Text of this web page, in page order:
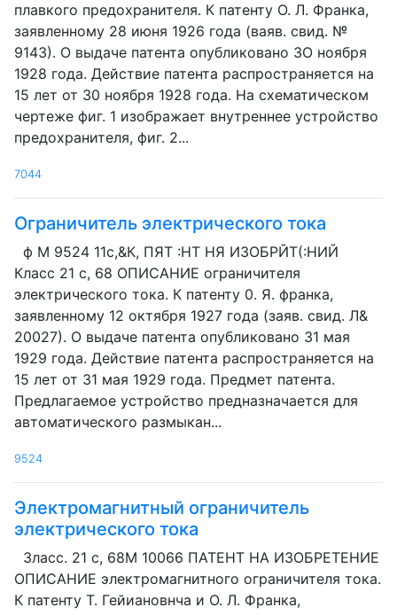
плавкого предохранителя. К патенту О. Л. Франка,
заявленному 28 июня 1926 года (ваяв. свид. №
9143). О выдаче патента опубликовано ЗО ноября
1928 года. Действие патента распространяется на
15 лет от 30 ноября 1928 года. На схематическом
чертеже фиг. 1 изображает внутреннее устройство
предохранителя, фиг. 2...
7044
Ограничитель электрического тока
ф М 9524 11с,&К, ПЯТ :НТ НЯ ИЗОБРЙТ(:НИЙ
Класс 21 с, 68 ОПИСАНИЕ ограничителя
электрического тока. К патенту 0. Я. франка,
заявленному 12 октября 1927 года (заяв. свид. Л&
20027). О выдаче патента опубликовано 31 мая
1929 года. Действие патента распространяется на
15 лет от 31 мая 1929 года. Предмет патента.
Предлагаемое устройство предназначается для
автоматического размыкан...
9524
Электромагнитный ограничитель
электрического тока
Зласс. 21 с, 68М 10066 ПАТЕНТ HA ИЗОБРЕТЕНИЕ
ОПИСАНИЕ электромагнитного ограничителя тока.
К патенту Т. Гейиановнча и О. Л. Франка,